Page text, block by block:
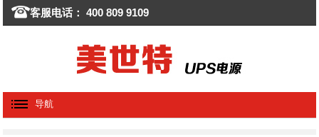
客服电话： 400 809 9109
导航